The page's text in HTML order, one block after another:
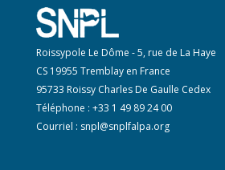
Roissypole Le Dôme - 5, rue de La Haye
CS 19955 Tremblay en France
95733 Roissy Charles De Gaulle Cedex
Téléphone : +33 1 49 89 24 00
Courriel : snpl@snplfalpa.org